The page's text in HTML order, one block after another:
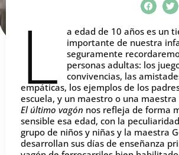
L
a edad de 10 años es un
importante de nuestra
seguramente
personas adultas: los
convivencias, las
empáticas, los ejemplos de los
escuela, y un maestro o una
El último vagón nos refleja de forma
sensible esa edad, con la
grupo de niños y niñas y la maestra
desarrollan sus días de enseñanza